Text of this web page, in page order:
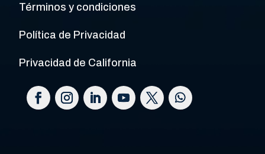
Términos y condiciones
Política de Privacidad
Privacidad de California